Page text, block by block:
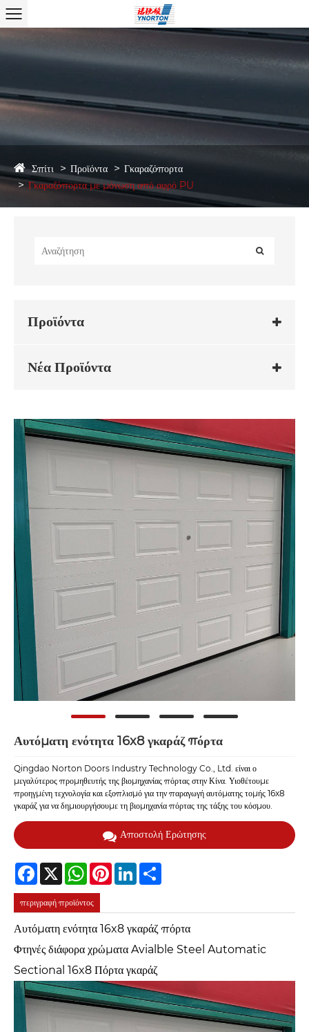
Σπίτι Προϊόντα
Γκαραζόπορτα
Γκαραζόπορτα με μόνωση από αφρό PU
Προϊόντα
Νέα Προϊόντα
Αυτόματη ενότητα 16x8 γκαράζ πόρτα
Qingdao Norton Doors Industry Technology Co., Ltd. είναι ο
μεγαλύτερος προμηθευτής της βιομηχανίας πόρτας στην Κίνα. Υιοθέτουμε
προηγμένη τεχνολογία και εξοπλισμό για την παραγωγή αυτόματης τομής 16x8
γκαράζ για να δημιουργήσουμε τη βιομηχανία πόρτας της τάξης του κόσμου.
Αποστολή Ερώτησης
Facebook
X WhatsAppPinterestLinkedIn
περιγραφή προϊόντος
Αυτόματη ενότητα 16x8 γκαράζ πόρτα
Φτηνές διάφορα χρώματα Avialble Steel Automatic
Sectional 16x8 Πόρτα γκαράζ